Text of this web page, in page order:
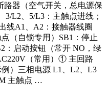
路器（空气开关，总电源保
L2、5/L3：主触点进线；
线A1、A2：接触器线圈
（自锁专用）SB1：停止
：启动按钮（常开 NO，绿
（常用）① 主回路
例）三相电源 L1、L2、L3
主触点 …